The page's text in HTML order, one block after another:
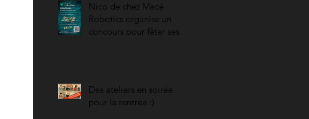
Nico de chez Macé
Robotics organise un
concours pour fêter ses
Des ateliers en soirée
pour la rentrée :)